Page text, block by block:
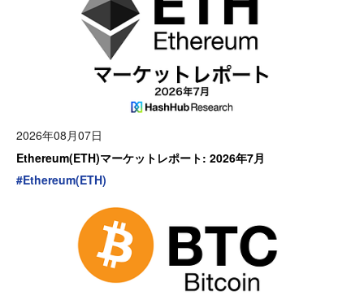
2026年08月07日
Ethereum(ETH)マーケットレポート: 2026年7月
#Ethereum(ETH)